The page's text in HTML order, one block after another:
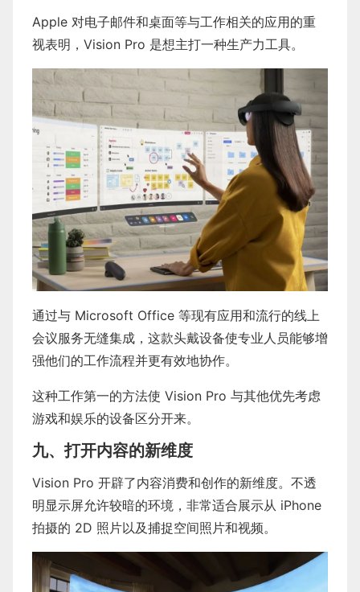
Apple 对电子邮件和桌面等与工作相关的应用的重
视表明，Vision Pro 是想主打一种生产力工具。
通过与 Microsoft Office 等现有应用和流行的线上
会议服务无缝集成，这款头戴设备使专业人员能够增
强他们的工作流程并更有效地协作。
这种工作第一的方法使 Vision Pro 与其他优先考虑
游戏和娱乐的设备区分开来。
九、打开内容的新维度
Vision Pro 开辟了内容消费和创作的新维度。不透
明显示屏允许较暗的环境，非常适合展示从 iPhone
拍摄的 2D 照片以及捕捉空间照片和视频。